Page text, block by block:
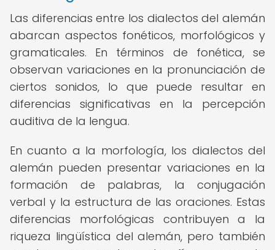
Las diferencias entre los dialectos del alemán
abarcan aspectos fonéticos, morfológicos y
gramaticales. En términos de fonética, se
observan variaciones en la pronunciación de
ciertos sonidos, lo que puede resultar en
diferencias significativas en la percepción
auditiva de la lengua.
En cuanto a la morfología, los dialectos del
alemán pueden presentar variaciones en la
formación de palabras, la conjugación
verbal y la estructura de las oraciones. Estas
diferencias morfológicas contribuyen a la
riqueza lingüística del alemán, pero también